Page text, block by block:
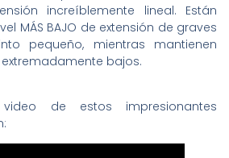
increíblemente lineal. Están
MÁS BAJO de extensión de graves
pequeño, mientras mantienen
bajos.
de estos impresionantes